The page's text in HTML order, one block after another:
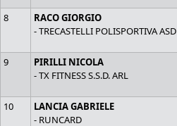
8
RACO GIORGIO
- TRECASTELLI POLISPORTIVA ASD
9
PIRILLI NICOLA
- TX FITNESS S.S.D. ARL
10
LANCIA GABRIELE
- RUNCARD